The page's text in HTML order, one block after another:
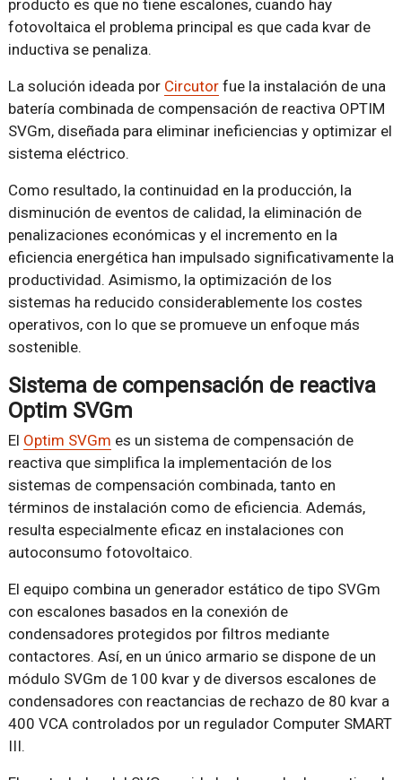
producto es que no tiene escalones, cuando hay
fotovoltaica el problema principal es que cada kvar de
inductiva se penaliza.
La solución ideada por Circutorfue la instalación de una
batería combinada de compensación de reactiva OPTIM
SVGm, diseñada para eliminar ineficiencias y optimizar el
sistema eléctrico.
Como resultado, la continuidad en la producción, la
disminución de eventos de calidad, la eliminación de
penalizaciones económicas y el incremento en la
eficiencia energética han impulsado significativamente la
productividad. Asimismo, la optimización de los
sistemas ha reducido considerablemente los costes
operativos, con lo que se promueve un enfoque más
sostenible.
Sistema de compensación de reactiva
Optim SVGm
El Optim SVGm es un sistema de compensación de
reactiva que simplifica la implementación de los
sistemas de compensación combinada, tanto en
términos de instalación como de eficiencia. Además,
resulta especialmente eficaz en instalaciones con
autoconsumo fotovoltaico.
El equipo combina un generador estático de tipo SVGm
con escalones basados en la conexión de
condensadores protegidos por filtros mediante
contactores. Así, en un único armario se dispone de un
módulo SVGm de 100 kvar y de diversos escalones de
condensadores con reactancias de rechazo de 80 kvar a
400 VCA controlados por un regulador Computer SMART
III.